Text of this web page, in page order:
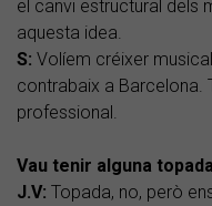
el canvi estructural dels
aquesta idea.
S: Volíem créixer
contrabaix a Barcelona.
professional.
Vau tenir alguna
J.V: Topada, no, però